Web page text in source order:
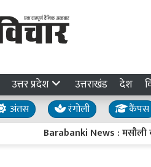
उत्तर प्रदेश उत्तराखंड देश
अंतस रंगोली कैंपस
Barabanki News : मसौली ब्लॉक